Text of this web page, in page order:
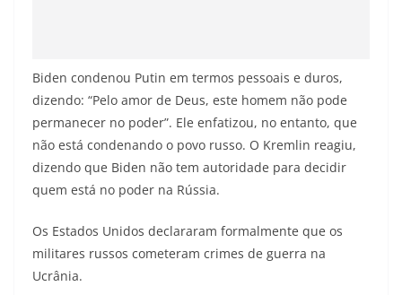
Biden condenou Putin em termos pessoais e duros,
dizendo: “Pelo amor de Deus, este homem não pode
permanecer no poder”. Ele enfatizou, no entanto, que
não está condenando o povo russo. O Kremlin reagiu,
dizendo que Biden não tem autoridade para decidir
quem está no poder na Rússia.
Os Estados Unidos declararam formalmente que os
militares russos cometeram crimes de guerra na
Ucrânia.